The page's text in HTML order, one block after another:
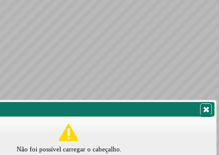
Não foi possível carregar o cabeçalho.